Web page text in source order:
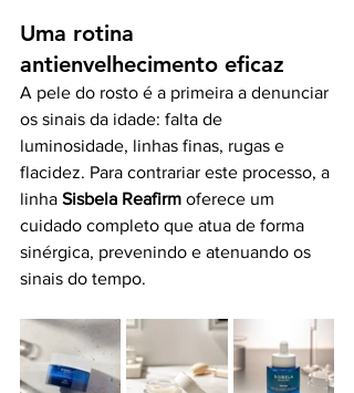
Uma rotina
antienvelhecimento eficaz
A pele do rosto é a primeira a denunciar
os sinais da idade: falta de
luminosidade, linhas finas, rugas e
flacidez. Para contrariar este processo, a
linha Sisbela Reafirm oferece um
cuidado completo que atua de forma
sinérgica, prevenindo e atenuando os
sinais do tempo.